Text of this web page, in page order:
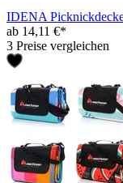
IDENA
ab 14,11 €*
3 Preise vergleichen